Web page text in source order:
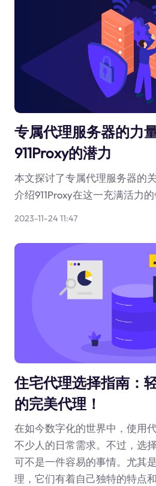
专属代理服务器的力
911Proxy的潜力
本文探讨了专属代理服务器的
介绍911Proxy在这一充满活力
2023-11-24 11:47
住宅代理选择指南：
的完美代理！
在如今数字化的世界中，使用
不少人的日常需求。不过，选
可不是一件容易的事情。尤其
理，它们有着自己独特的特点